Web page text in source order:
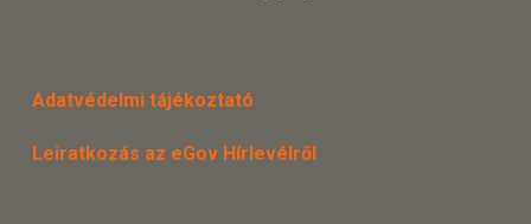
Adatvédelmi tájékoztató
Leiratkozás az eGov Hírlevélről